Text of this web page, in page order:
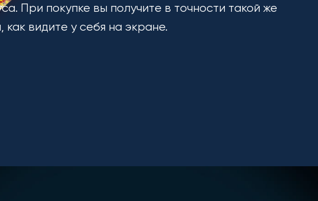
При покупке вы получите в точности такой же
как видите у себя на экране.